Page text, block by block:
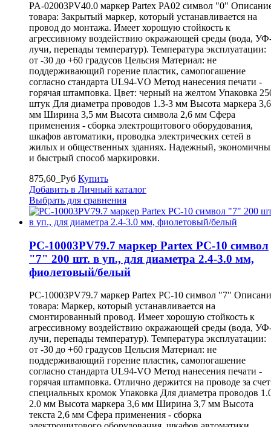
PA-02003PV40.0 маркер Partex PA02 символ "0"
товара: Закрытый маркер, который устанавливается на
провод до монтажа. Имеет хорошую стойкость к
агрессивному воздействию окражающей среды (вода,
лучи, перепады температур). Температура эксплуатации:
от -30 до +60 градусов Цельсия Материал: не
поддерживающий горение пластик, самопогашение
согласно стандарта UL94-VO Метод нанесения печати -
горячая штамповка. Цвет: черный на желтом Упаковка
штук Для диаметра проводов 1.3-3 мм Высота маркера 3,6
мм Ширина 3,5 мм Высота символа 2,6 мм Сфера
применения - сборка электрощитового оборудования,
шкафов автоматики, проводка электрических сетей в
жилых и общественных зданиях. Надежный,
и быстрый способ маркировки.
875,60_Руб Купить
Добавить в Личный каталог
Выбрать для сравнения
PC-10003PV79.7 маркер Partex PC-10 символ
"7" 200 шт. в уп., для диаметра 2.4-3.0 мм,
фиолетовый/белый
PC-10003PV79.7 маркер Partex PC-10 символ "7"
товара: Маркер, который устанавливается на
смонтированный провод. Имеет хорошую стойкость к
агрессивному воздействию окражающей среды (вода,
лучи, перепады температур). Температура эксплуатации:
от -30 до +60 градусов Цельсия Материал: не
поддерживающий горение пластик, самопогашение
согласно стандарта UL94-VO Метод нанесения печати -
горячая штамповка. Отлично держится на проводе за счет
специальных кромок Упаковка Для диаметра проводов
2.0 мм Высота маркера 3,6 мм Ширина 3,7 мм Высота
текста 2,6 мм Сфера применения - сборка